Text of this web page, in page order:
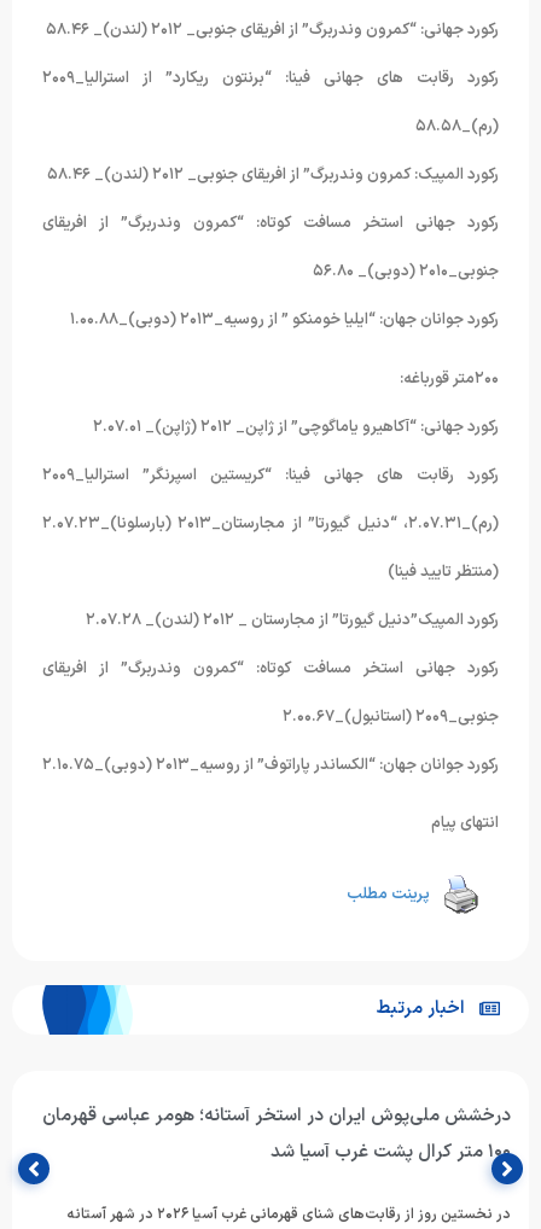
رکورد جهانی: “کمرون وندربرگ” از افریقای جنوبی_ ۲۰۱۲ (لندن)_ ۵۸.۴۶
رکورد رقابت های جهانی فینا: “برنتون ریکارد” از استرالیا_۲۰۰۹
(رم)_۵۸.۵۸
رکورد المپیک: کمرون وندربرگ” از افریقای جنوبی_ ۲۰۱۲ (لندن)_ ۵۸.۴۶
رکورد جهانی استخر مسافت کوتاه: “کمرون وندربرگ” از افریقای
جنوبی_۲۰۱۰ (دوبی)_ ۵۶.۸۰
رکورد جوانان جهان: “ایلیا خومنکو ” از روسیه_۲۰۱۳ (دوبی)_۱.۰۰.۸۸
۲۰۰متر قورباغه:
رکورد جهانی: “آکاهیرو یاماگوچی” از ژاپن_ ۲۰۱۲ (ژاپن)_ ۲.۰۷.۰۱
رکورد رقابت های جهانی فینا: “کریستین اسپرنگر” استرالیا_۲۰۰۹
(رم)_۲.۰۷.۳۱، “دنیل گیورتا” از مجارستان_۲۰۱۳ (بارسلونا)_۲.۰۷.۲۳
(منتظر تایید فینا)
رکورد المپیک”دنیل گیورتا” از مجارستان _ ۲۰۱۲ (لندن)_ ۲.۰۷.۲۸
رکورد جهانی استخر مسافت کوتاه: “کمرون وندربرگ” از افریقای
جنوبی_۲۰۰۹ (استانبول)_۲.۰۰.۶۷
رکورد جوانان جهان: “الکساندر پاراتوف” از روسیه_۲۰۱۳ (دوبی)_۲.۱۰.۷۵
انتهای پیام
پرینت مطلب
اخبار مرتبط
درخشش ملی‌پوش ایران در استخر آستانه؛ هومر عباسی قهرمان
۱۰۰ متر کرال پشت غرب آسیا شد
در نخستین روز از رقابت‌های شنای قهرمانی غرب آسیا ۲۰۲۶ در شهر آستانه